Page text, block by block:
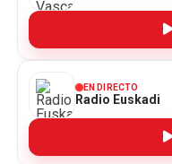
EN DIRECTO
Radio Euskadi